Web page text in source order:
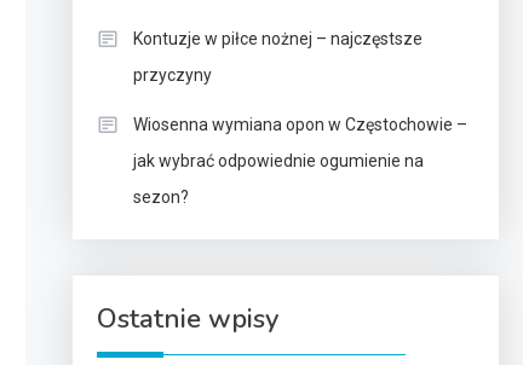
Kontuzje w piłce nożnej – najczęstsze
przyczyny
Wiosenna wymiana opon w Częstochowie –
jak wybrać odpowiednie ogumienie na
sezon?
Ostatnie wpisy